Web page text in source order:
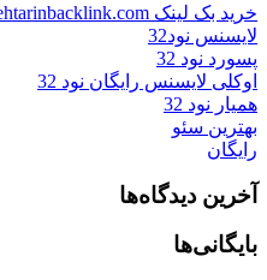
خرید بک لینک behtarinbacklink.com
لایسنس نود32
پسورد نود 32
اوکلی لایسنس رایگان نود 32
همیار نود 32
بهترین سئو
رایگان
آخرین دیدگاه‌ها
بایگانی‌ها